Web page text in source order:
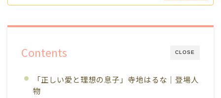
CLOSE
Contents
「正しい愛と理想の息子」寺地はるな｜登場人
物